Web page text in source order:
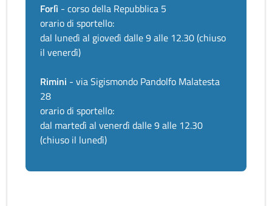
Forlì - corso della Repubblica 5
orario di sportello:
dal lunedì al giovedì dalle 9 alle 12.30 (chiuso
il venerdì)
Rimini - via Sigismondo Pandolfo Malatesta
28
orario di sportello:
dal martedì al venerdì dalle 9 alle 12.30
(chiuso il lunedì)